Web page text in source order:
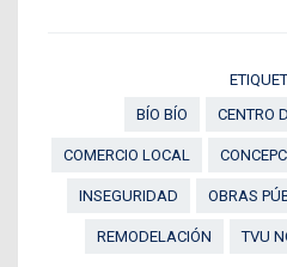
BÍO BÍO
CENTRO
COMERCIO LOCAL
INSEGURIDAD OBRAS
REMODELACIÓN TVU